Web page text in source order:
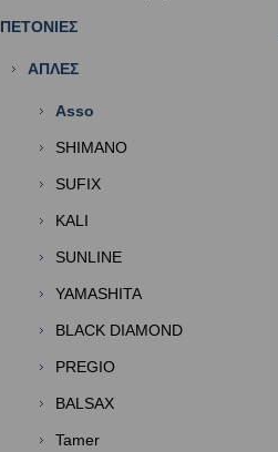
ΠΕΤΟΝΙΕΣ
ΑΠΛΕΣ
Asso
SHIMANO
SUFIX
KALI
SUNLINE
YAMASHITA
BLACK DIAMOND
PREGIO
BALSAX
Tamer